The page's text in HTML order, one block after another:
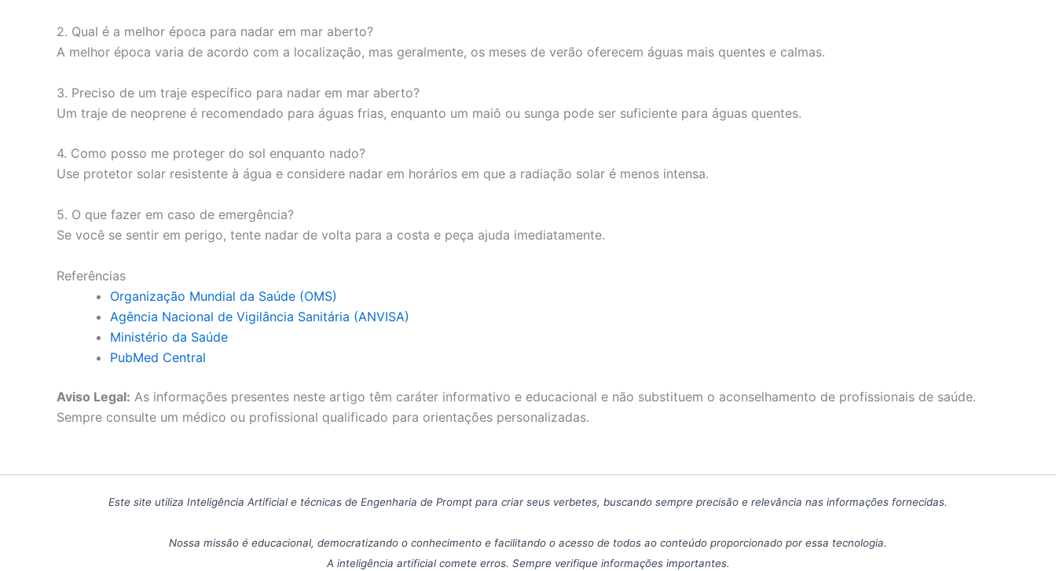
2. Qual é a melhor época para nadar em mar aberto?
A melhor época varia de acordo com a localização, mas geralmente, os meses de verão oferecem águas mais quentes e calmas.
3. Preciso de um traje específico para nadar em mar aberto?
Um traje de neoprene é recomendado para águas frias, enquanto um maiô ou sunga pode ser suficiente para águas quentes.
4. Como posso me proteger do sol enquanto nado?
Use protetor solar resistente à água e considere nadar em horários em que a radiação solar é menos intensa.
5. O que fazer em caso de emergência?
Se você se sentir em perigo, tente nadar de volta para a costa e peça ajuda imediatamente.
Referências
Organização Mundial da Saúde (OMS)
Agência Nacional de Vigilância Sanitária (ANVISA)
Ministério da Saúde
PubMed Central
Aviso Legal: As informações presentes neste artigo têm caráter informativo e educacional e não substituem o aconselhamento de profissionais de saúde.
Sempre consulte um médico ou profissional qualificado para orientações personalizadas.
Este site utiliza Inteligência Artificial e técnicas de Engenharia de Prompt para criar seus verbetes, buscando sempre precisão e relevância nas informações fornecidas.
Nossa missão é educacional, democratizando o conhecimento e facilitando o acesso de todos ao conteúdo proporcionado por essa tecnologia.
A inteligência artificial comete erros. Sempre verifique informações importantes.